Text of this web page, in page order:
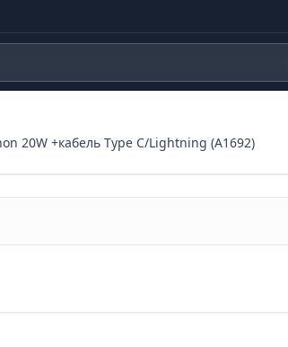
20W +кабель Type C/Lightning (A1692)